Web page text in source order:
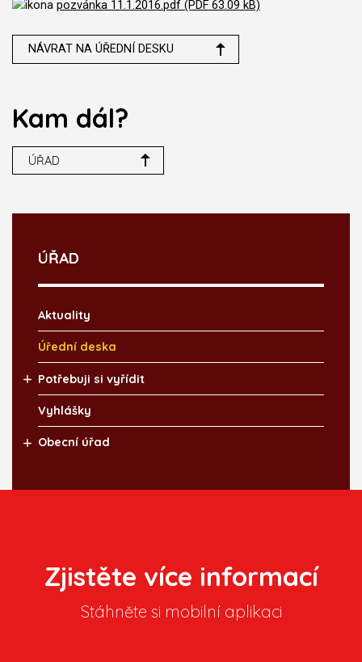
pozvánka 11.1.2016.pdf (PDF 63.09 kB)
NÁVRAT NA ÚŘEDNÍ DESKU
Kam dál?
ÚŘAD
ÚŘAD
Aktuality
Úřední deska
Potřebuji si vyřídit
Vyhlášky
Obecní úřad
Zjistěte více informací
Stáhněte si mobilní aplikaci